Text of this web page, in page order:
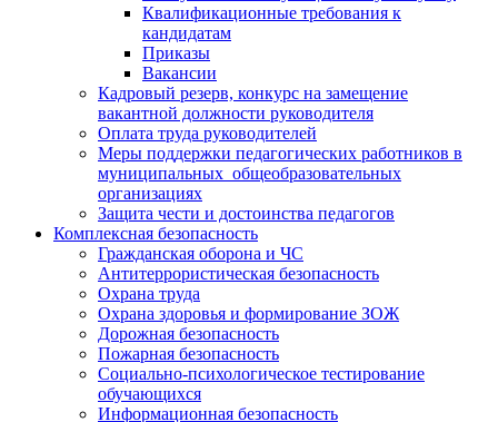
Квалификационные требования к
кандидатам
Приказы
Вакансии
Кадровый резерв, конкурс на замещение
вакантной должности руководителя
Оплата труда руководителей
Меры поддержки педагогических работников в
муниципальных общеобразовательных
организациях
Защита чести и достоинства педагогов
Комплексная безопасность
Гражданская оборона и ЧС
Антитеррористическая безопасность
Охрана труда
Охрана здоровья и формирование ЗОЖ
Дорожная безопасность
Пожарная безопасность
Социально-психологическое тестирование
обучающихся
Информационная безопасность